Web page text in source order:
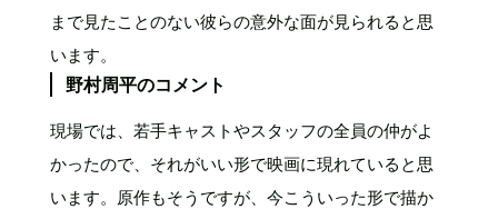
まで見たことのない彼らの意外な面が見られると思
います。
野村周平のコメント
現場では、若手キャストやスタッフの全員の仲がよ
かったので、それがいい形で映画に現れていると思
います。原作もそうですが、今こういった形で描か